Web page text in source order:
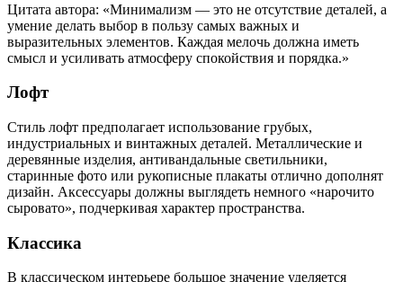
Цитата автора: «Минимализм — это не отсутствие деталей, а
умение делать выбор в пользу самых важных и
выразительных элементов. Каждая мелочь должна иметь
смысл и усиливать атмосферу спокойствия и порядка.»
Лофт
Стиль лофт предполагает использование грубых,
индустриальных и винтажных деталей. Металлические и
деревянные изделия, антивандальные светильники,
старинные фото или рукописные плакаты отлично дополнят
дизайн. Аксессуары должны выглядеть немного «нарочито
сыровато», подчеркивая характер пространства.
Классика
В классическом интерьере большое значение уделяется